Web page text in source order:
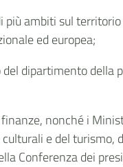
ambiti sul
ed europea;
dipartimento della
nonché i
e del turismo,
Conferenza dei